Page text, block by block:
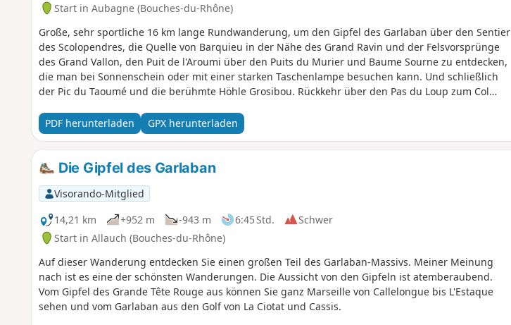
Start in Aubagne (Bouches-du-Rhône)
Große, sehr sportliche 16 km lange Rundwanderung, um den Gipfel des Garlaban über den Sentier
des Scolopendres, die Quelle von Barquieu in der Nähe des Grand Ravin und der Felsvorsprünge
des Grand Vallon, den Puit de l'Aroumi über den Puits du Murier und Baume Sourne zu entdecken,
die man bei Sonnenschein oder mit einer starken Taschenlampe besuchen kann. Und schließlich
der Pic du Taoumé und die berühmte Höhle Grosibou. Rückkehr über den Pas du Loup zum Col
PDF herunterladen
GPX herunterladen
Die Gipfel des Garlaban
Visorando-Mitglied
14,21 km
+952 m -943 m 6:45 Std.
Schwer
Start in Allauch (Bouches-du-Rhône)
Auf dieser Wanderung entdecken Sie einen großen Teil des Garlaban-Massivs. Meiner Meinung
nach ist es eine der schönsten Wanderungen. Die Aussicht von den Gipfeln ist atemberaubend.
Vom Gipfel des Grande Tête Rouge aus können Sie ganz Marseille von Callelongue bis L'Estaque
sehen und vom Garlaban aus den Golf von La Ciotat und Cassis.